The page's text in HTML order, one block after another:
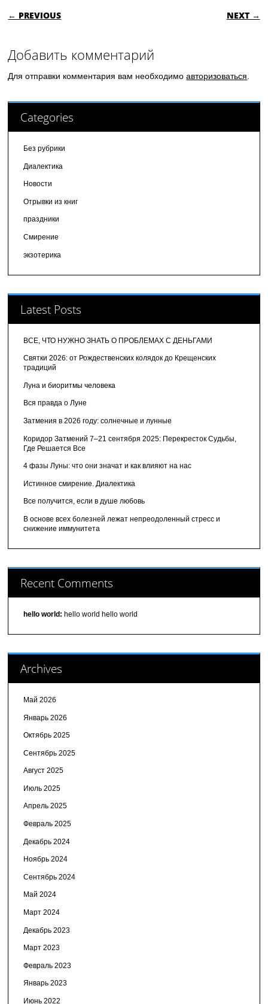
POST NAVIGATION
← PREVIOUS NEXT →
Добавить комментарий
Для отправки комментария вам необходимоавторизоваться
Categories
Без рубрики
Диалектика
Новости
Отрывки из книг
праздники
Смирение
экзотерика
Latest Posts
ВСЕ, ЧТО НУЖНО ЗНАТЬ О ПРОБЛЕМАХ С ДЕНЬГАМИ
Святки 2026: от Рождественских колядок до Крещенских
традиций
Луна и биоритмы человека
Вся правда о Луне
Затмения в 2026 году: солнечные и лунные
Коридор Затмений 7–21 сентября 2025: Перекресток Судьбы,
Где Решается Все
4 фазы Луны: что они значат и как влияют на нас
Истинное смирение. Диалектика
Все получится, если в душе любовь
В основе всех болезней лежат непреодоленный стресс и
снижение иммунитета
Recent Comments
hello world: hello world hello world
Archives
Май 2026
Январь 2026
Октябрь 2025
Сентябрь 2025
Август 2025
Июль 2025
Апрель 2025
Февраль 2025
Декабрь 2024
Ноябрь 2024
Сентябрь 2024
Май 2024
Март 2024
Декабрь 2023
Март 2023
Февраль 2023
Январь 2023
Июнь 2022